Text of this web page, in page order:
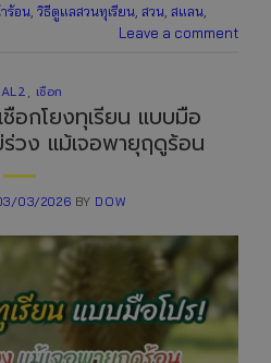
ร้อน วิธีดูแลสวนทุเรียน สวน สแลน
Leave a comment
, เชือก
อกโยงทุเรียน แบบมือ
วง แม้เจอพายุฤดูร้อน
03/2026 BY DOW